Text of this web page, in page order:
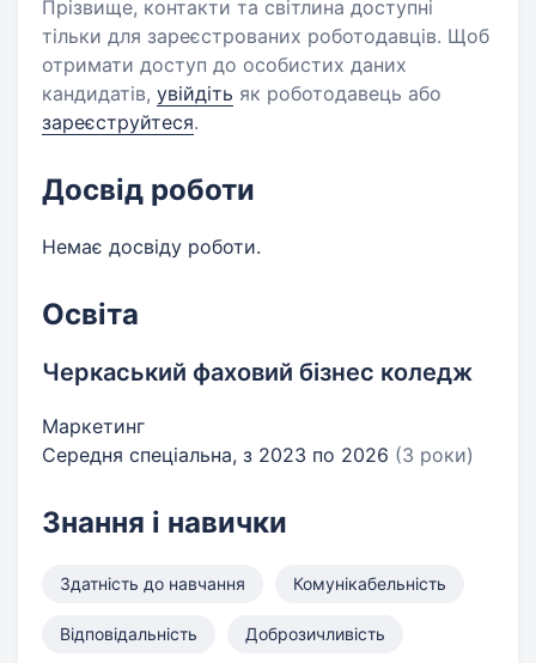
Прізвище, контакти та світлина доступні
тільки для зареєстрованих роботодавців. Щоб
отримати доступ до особистих даних
кандидатів, увійдіть як роботодавець або
зареєструйтеся.
Досвід роботи
Немає досвіду роботи.
Освіта
Черкаський фаховий бізнес коледж
Маркетинг
Середня спеціальна, з 2023 по 2026 (3 роки)
Знання і навички
Здатність до навчання Комунікабельність
Відповідальність Доброзичливість